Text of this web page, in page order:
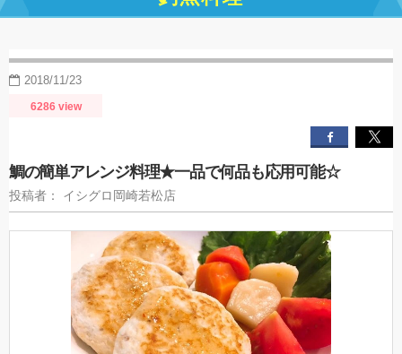
2018/11/23
6286 view
鯛の簡単アレンジ料理★一品で何品も応用可能☆
投稿者： イシグロ岡崎若松店